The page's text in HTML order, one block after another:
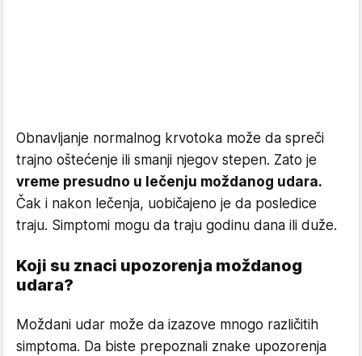
Obnavljanje normalnog krvotoka može da spreči
trajno oštećenje ili smanji njegov stepen. Zato je
vreme presudno u lečenju moždanog udara.
Čak i nakon lečenja, uobičajeno je da posledice
traju. Simptomi mogu da traju godinu dana ili duže.
Koji su znaci upozorenja moždanog
udara?
Moždani udar može da izazove mnogo različitih
simptoma. Da biste prepoznali znake upozorenja